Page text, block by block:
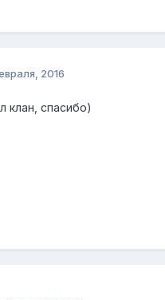
2016
клан, спасибо)